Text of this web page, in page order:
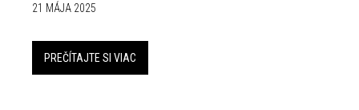
21 MÁJA 2025
PREČÍTAJTE SI VIAC